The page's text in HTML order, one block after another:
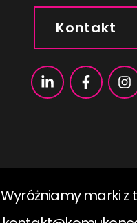
Kontakt
Wyróżniamy marki z